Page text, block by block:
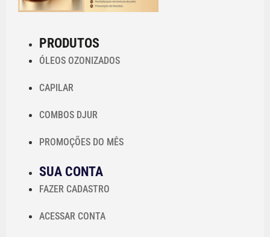
PRODUTOS
ÓLEOS OZONIZADOS
CAPILAR
COMBOS DJUR
PROMOÇÕES DO MÊS
SUA CONTA
FAZER CADASTRO
ACESSAR CONTA